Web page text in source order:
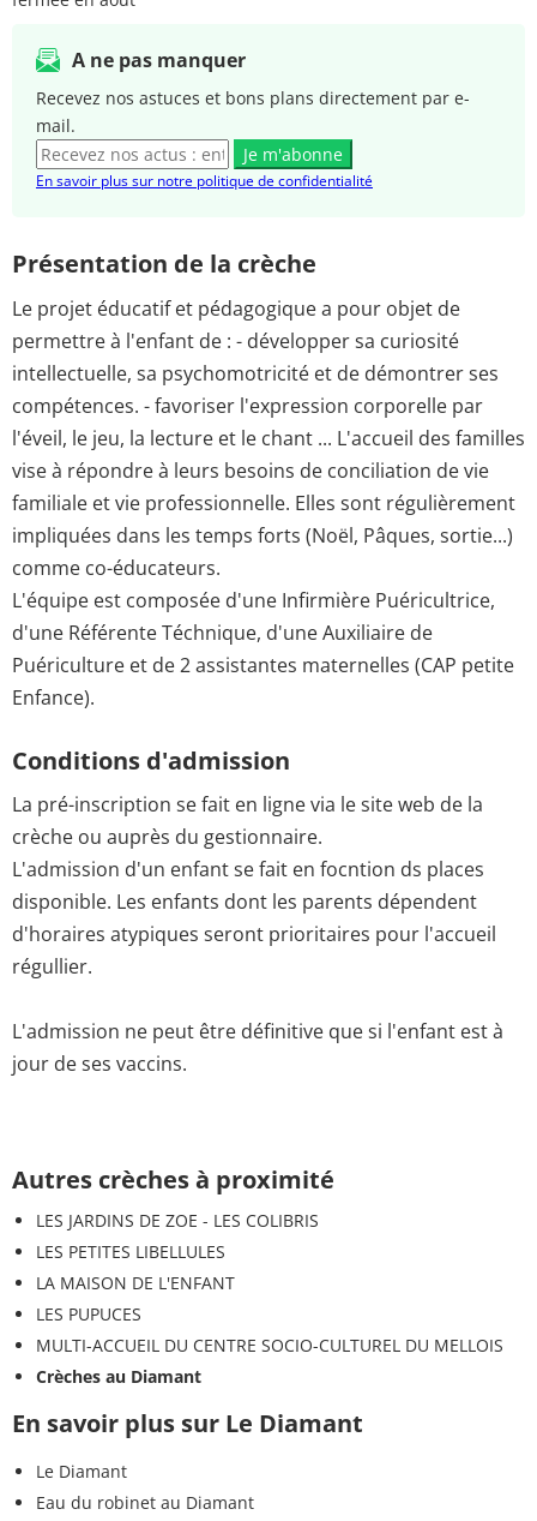
A ne pas manquer
Recevez nos astuces et bons plans directement par e-
mail.
Je m'abonne
En savoir plus sur notre politique de confidentialité
Présentation de la crèche
Le projet éducatif et pédagogique a pour objet de
permettre à l'enfant de : - développer sa curiosité
intellectuelle, sa psychomotricité et de démontrer ses
compétences. - favoriser l'expression corporelle par
l'éveil, le jeu, la lecture et le chant ... L'accueil des familles
vise à répondre à leurs besoins de conciliation de vie
familiale et vie professionnelle. Elles sont régulièrement
impliquées dans les temps forts (Noël, Pâques, sortie...)
comme co-éducateurs.
L'équipe est composée d'une Infirmière Puéricultrice,
d'une Référente Téchnique, d'une Auxiliaire de
Puériculture et de 2 assistantes maternelles (CAP petite
Enfance).
Conditions d'admission
La pré-inscription se fait en ligne via le site web de la
crèche ou auprès du gestionnaire.
L'admission d'un enfant se fait en focntion ds places
disponible. Les enfants dont les parents dépendent
d'horaires atypiques seront prioritaires pour l'accueil
régullier.
L'admission ne peut être définitive que si l'enfant est à
jour de ses vaccins.
Autres crèches à proximité
LES JARDINS DE ZOE - LES COLIBRIS
LES PETITES LIBELLULES
LA MAISON DE L'ENFANT
LES PUPUCES
MULTI-ACCUEIL DU CENTRE SOCIO-CULTUREL DU MELLOIS
Crèches au Diamant
En savoir plus sur Le Diamant
Le Diamant
Eau du robinet au Diamant